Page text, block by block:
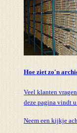
Hoe ziet zo'n
Veel klanten
deze pagina vindt
Neem een kijkje